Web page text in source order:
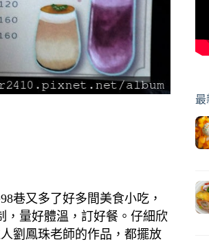
巷又多了好多間美食小吃，
，量好體溫，訂好餐。仔細欣
劉鳳珠老師的作品，都擺放
最